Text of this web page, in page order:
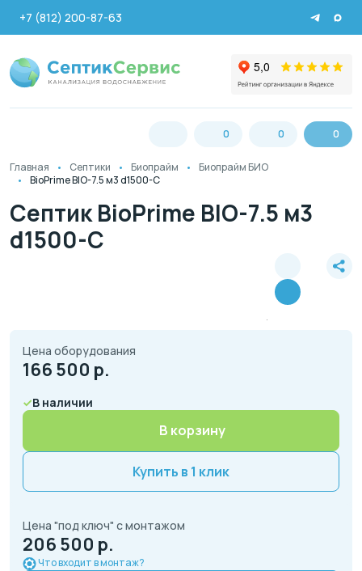
+7 (812) 200-87-63
0 0 0
Главная Септики Биопрайм
Биопрайм БИО
BioPrime BIO-7.5 м3 d1500-C
Септик BioPrime BIO-7.5 м3
d1500-C
Цена оборудования
166 500 р.
В наличии
В корзину
Купить в 1 клик
Цена "под ключ" с монтажом
206 500 р.
Что входит в монтаж?